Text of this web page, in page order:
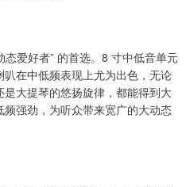
爱好者” 的首选。8 寸中低音单元
在中低频表现上尤为出色，无论
大提琴的悠扬旋律，都能得到大
强劲，为听众带来宽广的大动态